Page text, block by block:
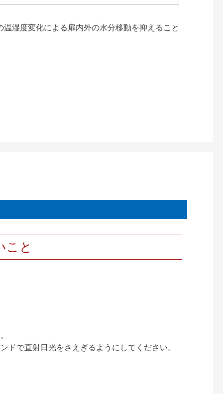
湿度変化による扉内外の水分移動を抑えること
こと
で直射日光をさえぎるようにしてください。